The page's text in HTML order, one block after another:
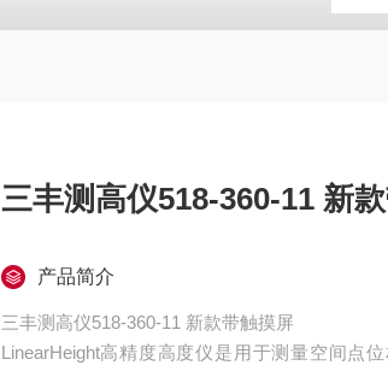
三丰测高仪518-360-11 新
产品简介
三丰测高仪518-360-11 新款带触摸屏
LinearHeight高精度高度仪是用于测量空间点